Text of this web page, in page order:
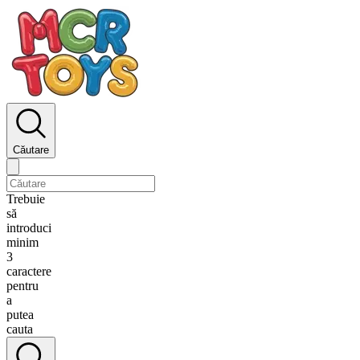
Căutare
Trebuie
să
introduci
minim
3
caractere
pentru
a
putea
cauta